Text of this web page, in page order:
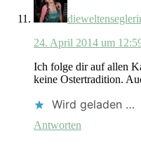
24. April 2014 um
Ich folge dir auf allen
keine Ostertradition.
Wird geladen …
Antworten